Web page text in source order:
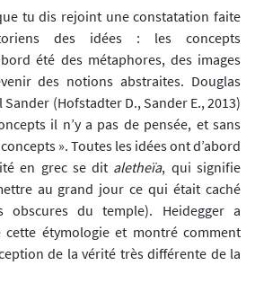
tu dis rejoint une constatation faite
des idées : les concepts
été des métaphores, des images
des notions abstraites. Douglas
(Hofstadter D., Sander E., 2013)
il n’y a pas de pensée, et sans
». Toutes les idées ont d’abord
en grec se dit aletheïa, qui signifie
au grand jour ce qui était caché
obscures du temple). Heidegger a
cette étymologie et montré comment
de la vérité très différente de la